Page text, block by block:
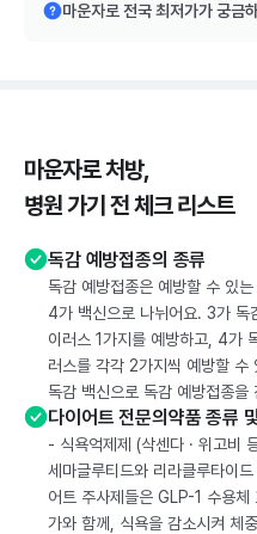
마운자로 전국 최저가가 궁금
마운자로 처방,
병원 가기 전 체크 리스트
독감 예방접종의 종류
독감 예방접종은 예방할 수 있
4가 백신으로 나뉘어요. 3가
이러스 1가지를 예방하고, 4가
러스를 각각 2가지씩 예방할
독감 백신으로 독감 예방접종을
다이어트 전문의약품 종류
- 식욕억제제 (삭센다 · 위고비
세마글루티드와 리라클루타이
어트 주사제들은 GLP-1 수용
가와 함께, 식욕을 감소시켜 체